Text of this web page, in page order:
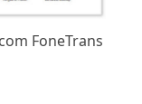
FoneTrans